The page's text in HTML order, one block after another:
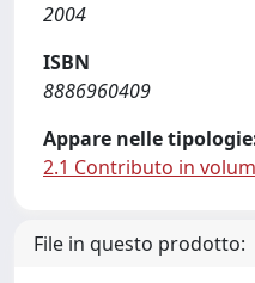
2004
ISBN
8886960409
Appare nelle
2.1 Contributo in
File in questo prodotto: